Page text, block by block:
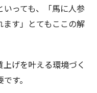
っても、「馬に人参
す」とてもここの解
げを叶える環境づく
す。